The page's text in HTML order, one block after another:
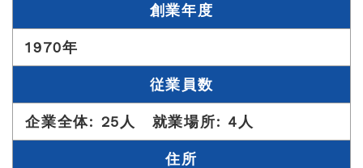
創業年度
1970年
従業員数
企業全体: 25人 就業場所: 4人
住所